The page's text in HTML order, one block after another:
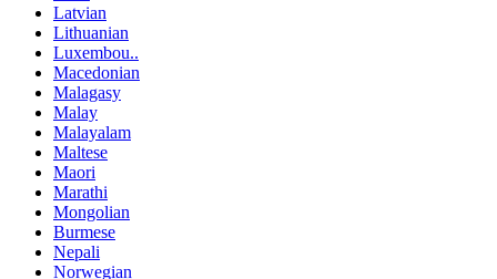
Latvian
Lithuanian
Luxembou..
Macedonian
Malagasy
Malay
Malayalam
Maltese
Maori
Marathi
Mongolian
Burmese
Nepali
Norwegian